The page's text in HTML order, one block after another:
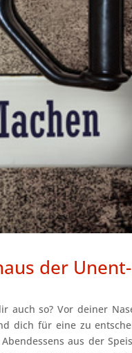
der Unent-
auch so? Vor deiner
dich für eine zu
aus der